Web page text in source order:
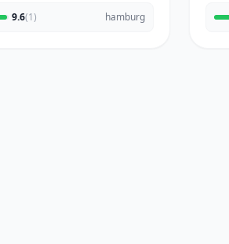
9.6(1) hamburg